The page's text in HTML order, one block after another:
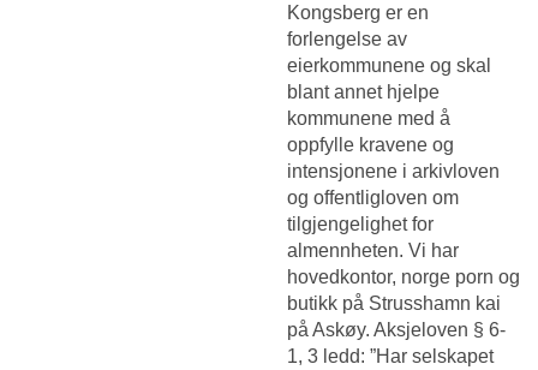
Kongsberg er en
forlengelse av
eierkommunene og skal
blant annet hjelpe
kommunene med å
oppfylle kravene og
intensjonene i arkivloven
og offentligloven om
tilgjengelighet for
almennheten. Vi har
hovedkontor, norge porn og
butikk på Strusshamn kai
på Askøy. Aksjeloven § 6-
1, 3 ledd: ”Har selskapet